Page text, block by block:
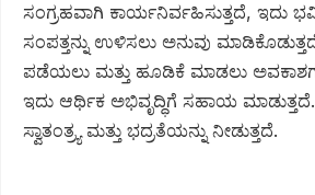
ಸಂಗ್ರಹವಾಗಿ ಕಾರ್ಯನಿರ್ವಹಿಸುತ್ತದೆ, ಇದು
ಸಂಪತ್ತನ್ನು ಉಳಿಸಲು ಅನುವು
ಪಡೆಯಲು ಮತ್ತು ಹೂಡಿಕೆ ಮಾಡಲು
ಇದು ಆರ್ಥಿಕ ಅಭಿವೃದ್ಧಿಗೆ ಸಹಾಯ ಮಾಡುತ್ತದೆ.
ಸ್ವಾತಂತ್ರ್ಯ ಮತ್ತು ಭದ್ರತೆಯನ್ನು ನೀಡುತ್ತದೆ.